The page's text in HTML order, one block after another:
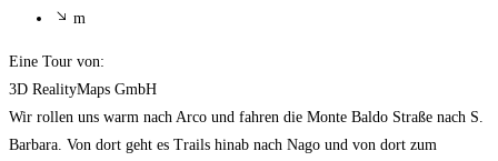
m
Eine Tour von:
3D RealityMaps GmbH
Wir rollen uns warm nach Arco und fahren die Monte Baldo Straße nach S.
Barbara. Von dort geht es Trails hinab nach Nago und von dort zum